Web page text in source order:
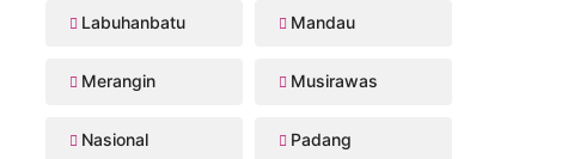
Labuhanbatu Mandau
Merangin Musirawas
Nasional Padang